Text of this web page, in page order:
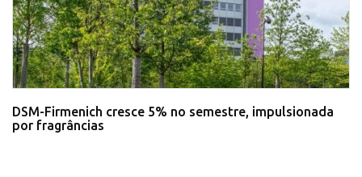
DSM-Firmenich cresce 5% no semestre, impulsionada
por fragrâncias